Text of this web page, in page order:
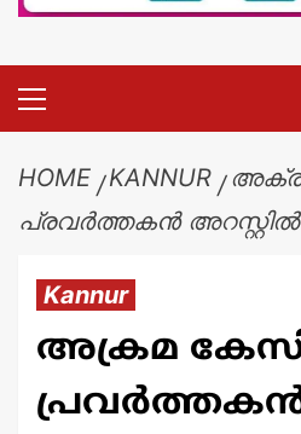
HOME KANNUR
പ്രവർത്തകൻ അറസ്റ്റിൽ
Kannur
അക്രമ